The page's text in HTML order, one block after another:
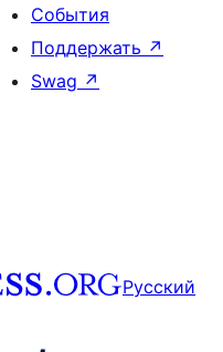
События
Поддержать ↗
Swag ↗
Русский